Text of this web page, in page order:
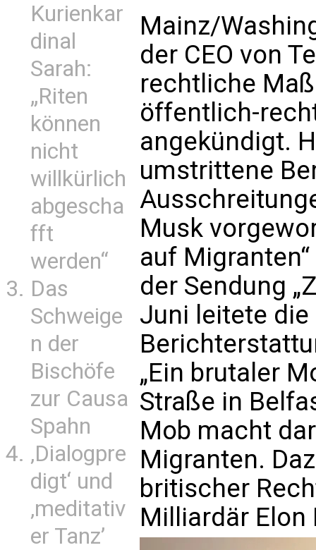
Kurienkar
dinal
Sarah:
„Riten
können
nicht
willkürlich
abgescha
fft
werden“
Das
Schweige
n der
Bischöfe
zur Causa
Spahn
‚Dialogpre
digt‘ und
‚meditativ
er Tanz’
Mainz/
der CEO von
rechtliche
öffentlich-
angekündigt.
umstrittene
Musk
auf
der Sendung
Juni leitete
„Ein brutaler
Straße in
Mob macht
Migranten.
britischer
Milliardär Elon